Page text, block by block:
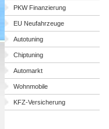
PKW Finanzierung
EU Neufahrzeuge
Autotuning
Chiptuning
Automarkt
Wohnmobile
KFZ-Versicherung